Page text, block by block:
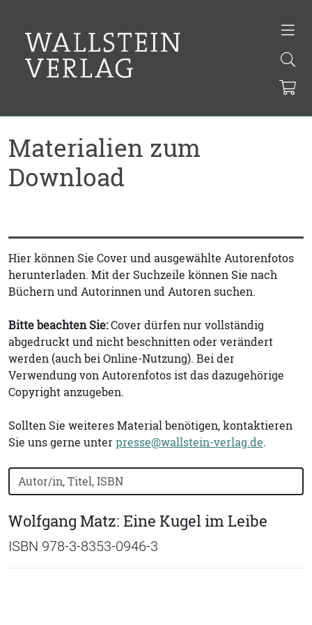
Materialien zum
Download
Hier können Sie Cover und ausgewählte Autorenfotos
herunterladen. Mit der Suchzeile können Sie nach
Büchern und Autorinnen und Autoren suchen.
Bitte beachten Sie:Cover dürfen nur vollständig
abgedruckt und nicht beschnitten oder verändert
werden (auch bei Online-Nutzung). Bei der
Verwendung von Autorenfotos ist das dazugehörige
Copyright anzugeben.
Sollten Sie weiteres Material benötigen, kontaktieren
Sie uns gerne unterpresse@wallstein-verlag.de.
Bücher nach Buchtitel, Autorennamen oder ISBN
Wolfgang Matz: Eine Kugel im Leibe
ISBN 978-3-8353-0946-3